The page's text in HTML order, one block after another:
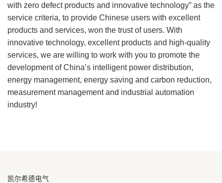
with zero defect products and innovative technology” as the
service criteria, to provide Chinese users with excellent
products and services, won the trust of users. With
innovative technology, excellent products and high-quality
services, we are willing to work with you to promote the
development of China’s intelligent power distribution,
energy management, energy saving and carbon reduction,
measurement management and industrial automation
industry!
凯尔希德电气